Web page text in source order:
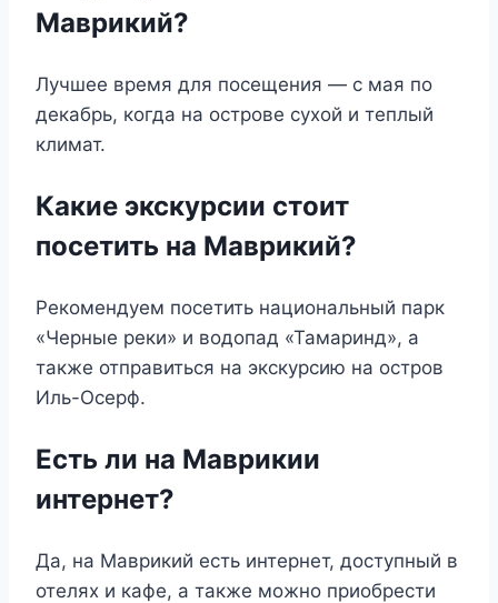
Маврикий?
Лучшее время для посещения — с мая по
декабрь, когда на острове сухой и теплый
климат.
Какие экскурсии стоит
посетить на Маврикий?
Рекомендуем посетить национальный парк
«Черные реки» и водопад «Тамаринд», а
также отправиться на экскурсию на остров
Иль-Осерф.
Есть ли на Маврикии
интернет?
Да, на Маврикий есть интернет, доступный в
отелях и кафе, а также можно приобрести